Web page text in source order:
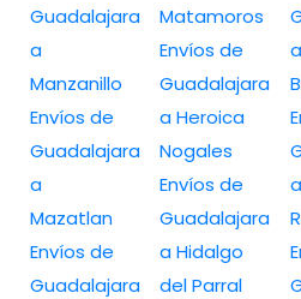
Guadalajara
a
Manzanillo
Envíos de
Guadalajara
a
Mazatlan
Envíos de
Guadalajara
Matamoros
Envíos de
Guadalajara
a Heroica
Nogales
Envíos de
Guadalajara
a Hidalgo
del Parral
a